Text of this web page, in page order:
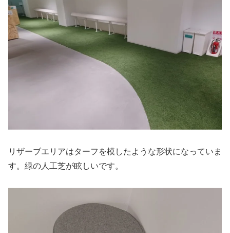
リザーブエリアはターフを模したような形状になっていま
す。緑の人工芝が眩しいです。